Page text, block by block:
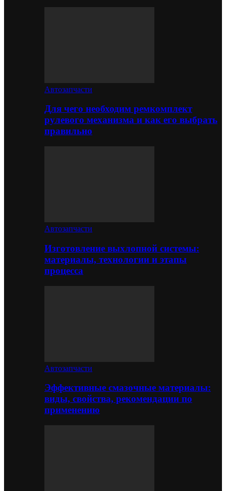
Автозапчасти
Для чего необходим ремкомплект
рулевого механизма и как его выбрать
правильно
Автозапчасти
Изготовление выхлопной системы:
материалы, технологии и этапы
процесса
Автозапчасти
Эффективные смазочные материалы:
виды, свойства, рекомендации по
применению